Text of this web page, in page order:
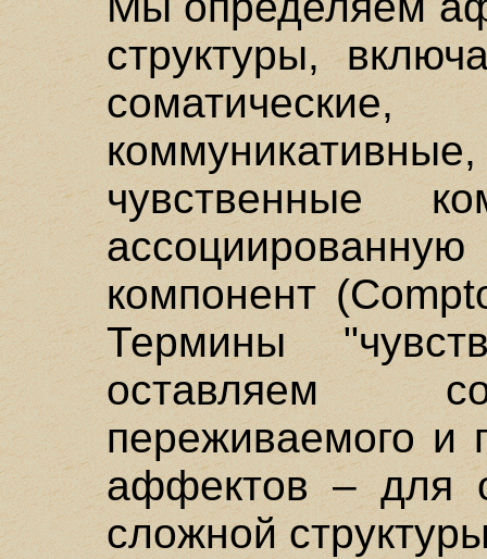
структуры,
чувственные
компонент
Термины
оставляем
переживаемого и
аффектов – для
сложной